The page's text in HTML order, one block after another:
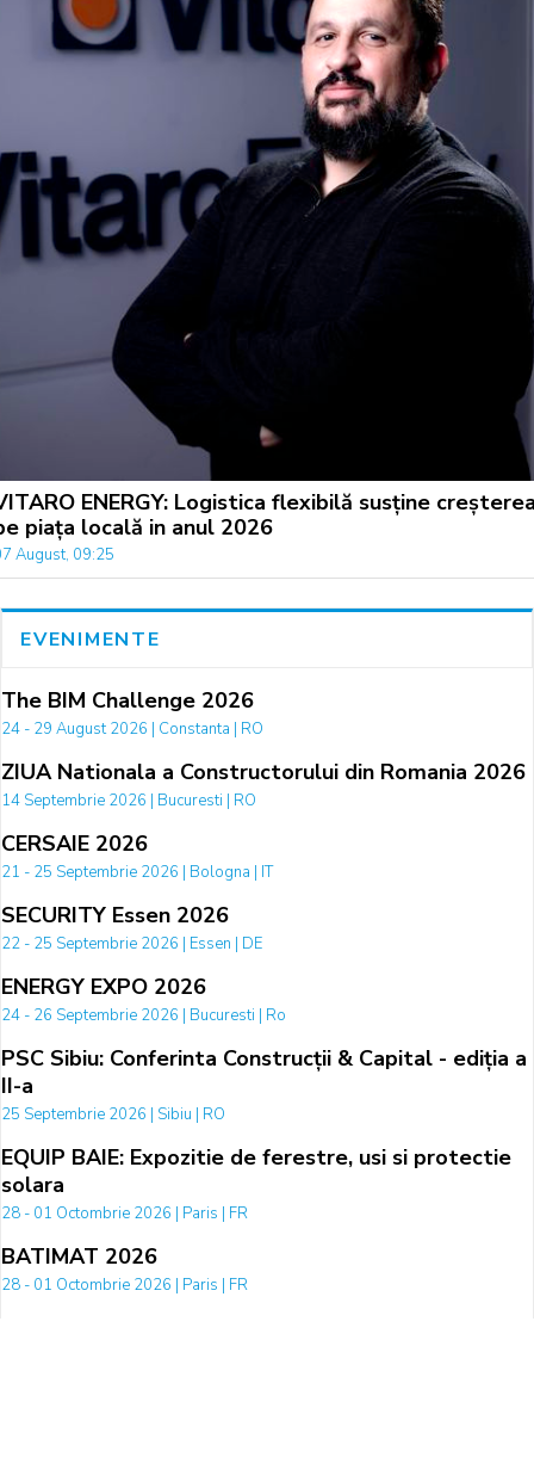
ENERGY: Logistica flexibilă susține
piața locală in anul 2026
August, 09:25
EVENIMENTE
The BIM Challenge 2026
24 - 29 August 2026 | Constanta | RO
ZIUA Nationala a Constructorului din Romania 2026
14 Septembrie 2026 | Bucuresti | RO
CERSAIE 2026
21 - 25 Septembrie 2026 | Bologna | IT
SECURITY Essen 2026
22 - 25 Septembrie 2026 | Essen | DE
ENERGY EXPO 2026
24 - 26 Septembrie 2026 | Bucuresti | Ro
PSC Sibiu: Conferinta Construcții & Capital - ediția a
II-a
25 Septembrie 2026 | Sibiu | RO
EQUIP BAIE: Expozitie de ferestre, usi si protectie
solara
28 - 01 Octombrie 2026 | Paris | FR
BATIMAT 2026
28 - 01 Octombrie 2026 | Paris | FR